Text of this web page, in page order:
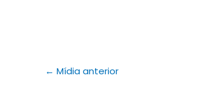
← Mídia anterior